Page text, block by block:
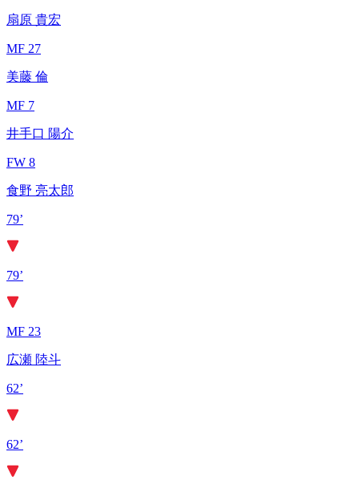
扇原 貴宏
MF 27
美藤 倫
MF 7
井手口 陽介
FW 8
食野 亮太郎
79’
79’
MF 23
広瀬 陸斗
62’
62’